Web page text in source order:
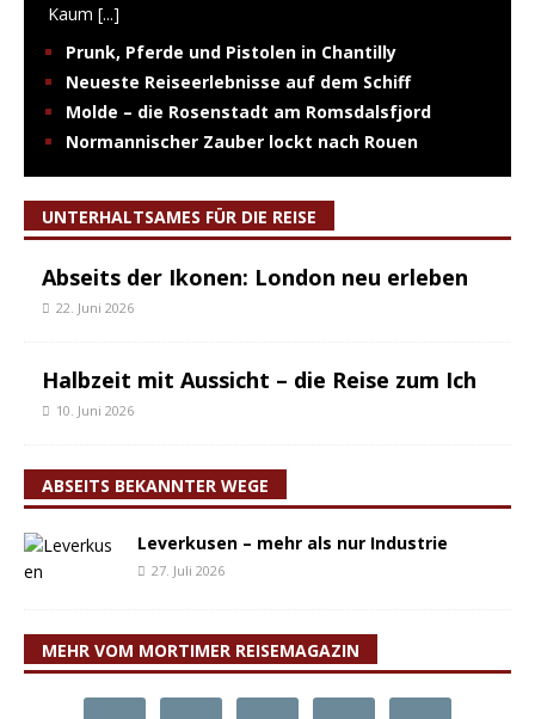
Kaum [...]
Prunk, Pferde und Pistolen in Chantilly
Neueste Reiseerlebnisse auf dem Schiff
Molde – die Rosenstadt am Romsdalsfjord
Normannischer Zauber lockt nach Rouen
UNTERHALTSAMES FÜR DIE REISE
Abseits der Ikonen: London neu erleben
22. Juni 2026
Halbzeit mit Aussicht – die Reise zum Ich
10. Juni 2026
ABSEITS BEKANNTER WEGE
Leverkusen – mehr als nur Industrie
27. Juli 2026
MEHR VOM MORTIMER REISEMAGAZIN